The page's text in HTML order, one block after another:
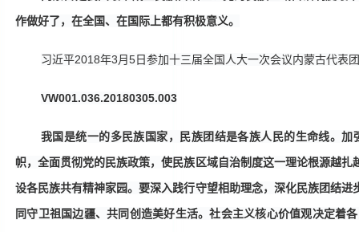
作做好了，在全国、在国际上都有积极意义。
习近平2018年3月5日参加十三届全国人大一次会议内蒙古代表
VW001.036.20180305.003
我国是统一的多民族国家，民族团结是各族人民的生命线。
帜，全面贯彻党的民族政策，使民族区域自治制度这一理论根源越
设各民族共有精神家园。要深入践行守望相助理念，深化民族团结
同守卫祖国边疆、共同创造美好生活。社会主义核心价值观决定着